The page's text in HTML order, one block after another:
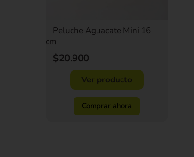
Peluche Aguacate Mini 16
cm
$20.900
Ver producto
Comprar ahora